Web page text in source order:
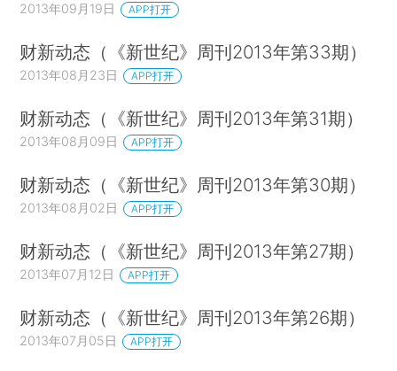
2013年09月19日 APP打开
财新动态（《新世纪》周刊2013年第33期）
2013年08月23日 APP打开
财新动态（《新世纪》周刊2013年第31期）
2013年08月09日 APP打开
财新动态（《新世纪》周刊2013年第30期）
2013年08月02日 APP打开
财新动态（《新世纪》周刊2013年第27期）
2013年07月12日 APP打开
财新动态（《新世纪》周刊2013年第26期）
2013年07月05日 APP打开